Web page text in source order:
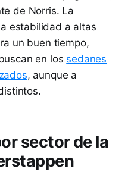
de Norris. La
estabilidad a altas
un buen tiempo,
en los sedanes
, aunque a
sector de la